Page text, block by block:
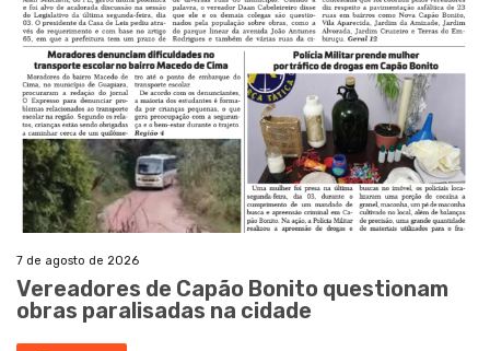
7 de agosto de 2026
Vereadores de Capão Bonito questionam
obras paralisadas na cidade